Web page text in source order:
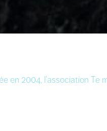
en 2004, l’association